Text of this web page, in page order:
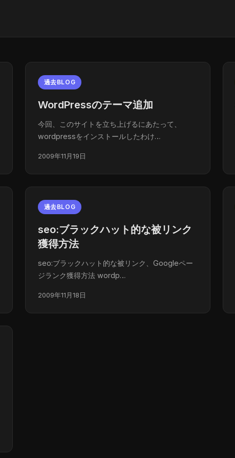
過去BLOG
WordPressのテーマ追加
今回、このサイトを立ち上げるにあたって、
wordpressをインストールしたわけ…
2009年11月19日
過去BLOG
seo:ブラックハット的な被リンク
獲得方法
seo:ブラックハット的な被リンク、Googleペー
ジランク獲得方法 wordp…
2009年11月18日